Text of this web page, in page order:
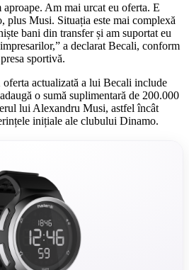
aproape. Am mai urcat eu oferta. E
plus Musi. Situația este mai complexă
bani din transfer și am suportat eu
a declarat Becali, conform
sportivă.
actualizată a lui Becali include
o sumă suplimentară de 200.000
lui Alexandru Musi, astfel încât
inițiale ale clubului Dinamo.